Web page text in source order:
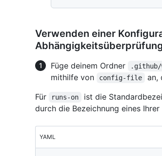
Verwenden einer
Füge deinem Ordner .github/
mithilfe von
config-file
an,
Für
runs-on ist die
durch die Bezeichnung eines
YAML